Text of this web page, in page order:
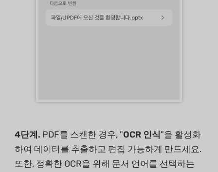
4단계. PDF를 스캔한 경우, "OCR 인식"을 활성화
하여 데이터를 추출하고 편집 가능하게 만드세요.
또한, 정확한 OCR을 위해 문서 언어를 선택하는